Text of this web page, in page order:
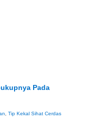
Pada
, Tip Kekal Sihat Cerdas